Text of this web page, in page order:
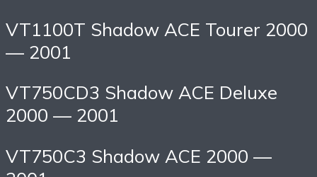
VT1100T Shadow ACE Tourer 2000
— 2001
VT750CD3 Shadow ACE Deluxe
2000 — 2001
VT750C3 Shadow ACE 2000 —